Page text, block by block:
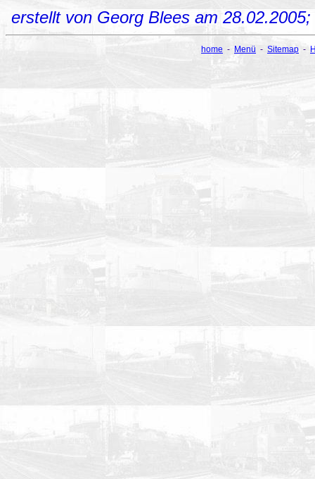
erstellt von Georg Blees am
home - Menü - Sitemap -